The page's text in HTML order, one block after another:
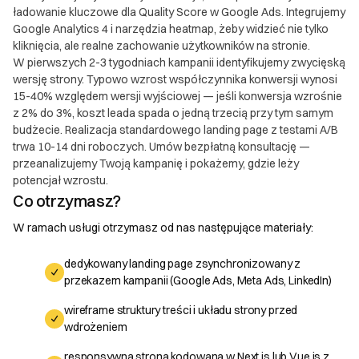
reklamacji w przypadku niezgodności dostarczonego
produktu lub usługi z uzgodnioną specyfikacją. 2.2.
Reklamację należy zgłosić w formie pisemnej na
adres e-mail: support@softsynergy.com lub poprzez
dedykowany system zgłoszeń dostępny na stronie
internetowej Soft Synergy. 2.3. Zgłoszenie
reklamacyjne powinno zawierać: a) Numer
zamówienia lub umowy b) Szczegółowy opis
niezgodności lub problemu c) Materiały
potwierdzające wystąpienie problemu (np. zrzuty
ekranu, logi) 2.4. Soft Synergy zobowiązuje się do
rozpatrzenia reklamacji w ciągu 14 dni roboczych od
reklamacji, Soft Synergy zobowiązuje się do: a)
Bezpłatnego usunięcia zgłoszonych niezgodności b)
usunięcie niezgodności nie jest możliwe c) W
ładowanie kluczowe dla Quality Score w Google Ads. Integrujemy
Google Analytics 4 i narzędzia heatmap, żeby widzieć nie tylko
kliknięcia, ale realne zachowanie użytkowników na stronie.
W pierwszych 2-3 tygodniach kampanii identyfikujemy zwycięską
wersję strony. Typowo wzrost współczynnika konwersji wynosi
15-40% względem wersji wyjściowej — jeśli konwersja wzrośnie
z 2% do 3%, koszt leada spada o jedną trzecią przy tym samym
budżecie. Realizacja standardowego landing page z testami A/B
trwa 10-14 dni roboczych. Umów bezpłatną konsultację —
przeanalizujemy Twoją kampanię i pokażemy, gdzie leży
potencjał wzrostu.
Co otrzymasz?
W ramach usługi otrzymasz od nas następujące materiały:
dedykowany landing page zsynchronizowany z
przekazem kampanii (Google Ads, Meta Ads, LinkedIn)
wireframe struktury treści i układu strony przed
wdrożeniem